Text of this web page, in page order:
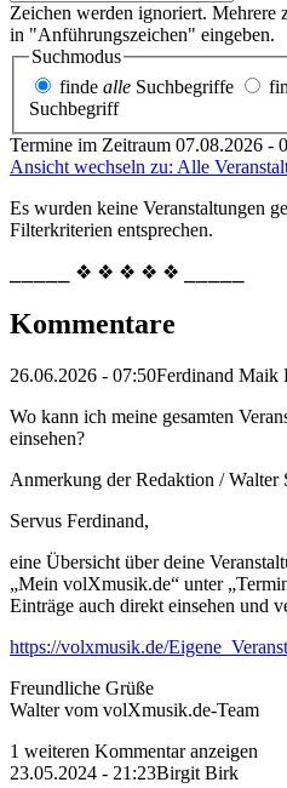
Zeichen werden ignoriert. Mehrere
in "Anführungszeichen" eingeben.
Suchmodus
finde alle Suchbegriffe
Suchbegriff
Termine im Zeitraum 07.08.2026 -
Ansicht wechseln zu: Alle
Es wurden keine Veranstaltungen
Filterkriterien entsprechen.
⎯⎯⎯⎯⎯ ❖ ❖ ❖ ❖ ❖ ⎯⎯⎯⎯⎯
Kommentare
26.06.2026 - 07:50Ferdinand Maik
Wo kann ich meine gesamten
einsehen?
Anmerkung der Redaktion /Walter
Servus Ferdinand,
eine Übersicht über deine
„Mein volXmusik.de“ unter
Einträge auch direkt einsehen und
https://volxmusik.de/
Freundliche Grüße
Walter vom volXmusik.de-Team
1 weiteren Kommentar anzeigen
23.05.2024 - 21:23Birgit Birk